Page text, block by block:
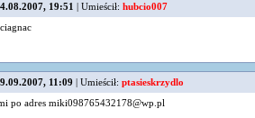
19:51 | Umieścił: hubcio007
11:09 | Umieścił: ptasieskrzydlo
po adres miki098765432178@wp.pl